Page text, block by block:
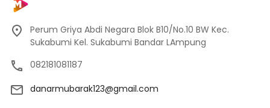
Perum Griya Abdi Negara Blok B10/No.10 BW Kec.
Sukabumi Kel. Sukabumi Bandar LAmpung
082181081187
danarmubarak123@gmail.com